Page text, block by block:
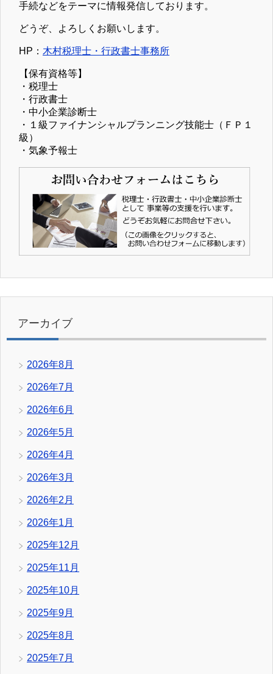
手続などをテーマに情報発信しております。
どうぞ、よろしくお願いします。
HP： 木村税理士・行政書士事務所
【保有資格等】
・税理士
・行政書士
・中小企業診断士
・１級ファイナンシャルプランニング技能士（ＦＰ１
級）
・気象予報士
アーカイブ
2026年8月
2026年7月
2026年6月
2026年5月
2026年4月
2026年3月
2026年2月
2026年1月
2025年12月
2025年11月
2025年10月
2025年9月
2025年8月
2025年7月